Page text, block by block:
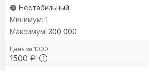
🟠 Нестабильный
1500 ₽
1
300 000